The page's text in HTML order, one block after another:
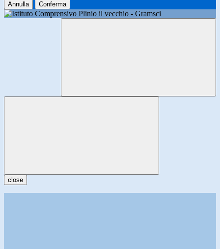
Annulla Conferma
close